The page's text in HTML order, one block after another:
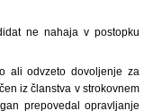
ne nahaja v postopku
ali odvzeto dovoljenje za
iz članstva v strokovnem
prepovedal opravljanje